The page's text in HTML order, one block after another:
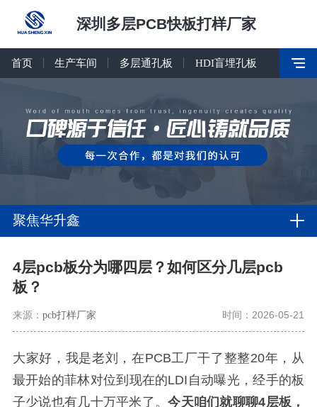
深圳多层PCB快板打样厂家
首页 生产车间 多层通孔板 HDI盲埋孔板
聚焦华升鑫
4层pcb板分为哪四层？如何区分几层pcb
板？
来源： pcb打样厂家 时间：2026-05-21
大家好，我是老刘，在PCB工厂干了整整20年，从
最开始的菲林对位到现在的LDI自动曝光，经手的板
子少说也有几十万平米了。今天咱们就聊聊4层板，